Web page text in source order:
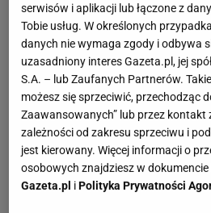
serwisów i aplikacji lub łączone z
Tobie usług. W określonych
danych nie wymaga zgody i odbywa
uzasadniony interes Gazeta.pl, jej
S.A. – lub Zaufanych Partnerów.
możesz się sprzeciwić, przechodząc
Zaawansowanych” lub przez
zależności od zakresu sprzeciwu i
jest kierowany. Więcej informacji o
osobowych znajdziesz w dokumencie
Gazeta.pl iPolityka Prywatności